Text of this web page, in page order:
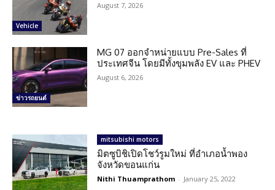
Vehicle
August 7, 2026
ข่าวรถยนต์
MG 07 ออกจำหน่ายแบบ Pre-Sales ที่
ประเทศจีน โดยมีทั้งขุมพลัง EV และ PHEV
August 6, 2026
mitsubishi motors
มิตซูบิชิเปิดโชว์รูมใหม่ ที่อำเภอน้ำพอง
จังหวัดขอนแก่น
Nithi Thuamprathom - January 25, 2022